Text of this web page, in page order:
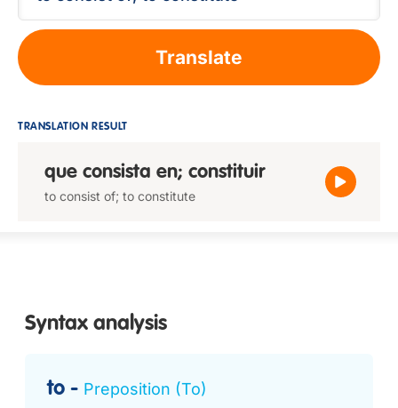
Translate
TRANSLATION RESULT
que consista en; constituir
to consist of; to constitute
Syntax analysis
to Preposition (To)